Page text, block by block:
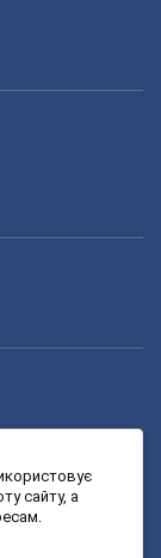
сайту, а